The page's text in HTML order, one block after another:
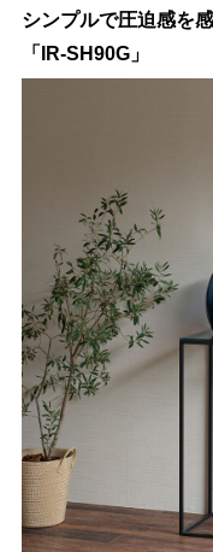
シンプルで圧迫感を
「IR-SH90G」